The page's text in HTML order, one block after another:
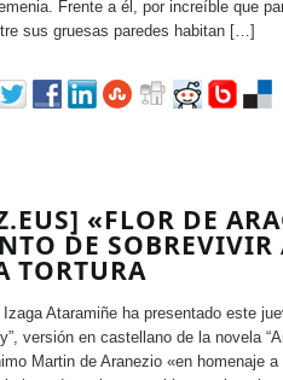
Frente a él, por increíble que
sus gruesas paredes habitan […]
«FLOR DE
DE
TORTURA
Ataramiñe ha presentado este
versión en castellano de la novela
Martin de Aranezio «en homenaje